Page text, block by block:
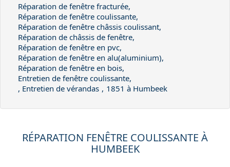
Réparation de fenêtre fracturée,
Réparation de fenêtre coulissante,
Réparation de fenêtre châssis coulissant,
Réparation de châssis de fenêtre,
Réparation de fenêtre en pvc,
Réparation de fenêtre en alu(aluminium),
Réparation de fenêtre en bois,
Entretien de fenêtre coulissante,
, Entretien de vérandas , 1851 à Humbeek
RÉPARATION FENÊTRE COULISSANTE À
HUMBEEK